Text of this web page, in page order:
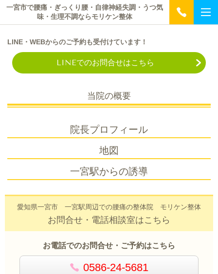
一宮市で腰痛・ぎっくり腰・自律神経失調・うつ気
味・生理不調ならモリケン整体
LINE・WEBからのご予約も受付けています！
LINEでのお問合せはこちら
当院の概要
院長プロフィール
地図
一宮駅からの誘導
愛知県一宮市 一宮駅周辺での腰痛の整体院 モリケン整体
お問合せ・電話相談室はこちら
お電話でのお問合せ・ご予約はこちら
0586-24-5681